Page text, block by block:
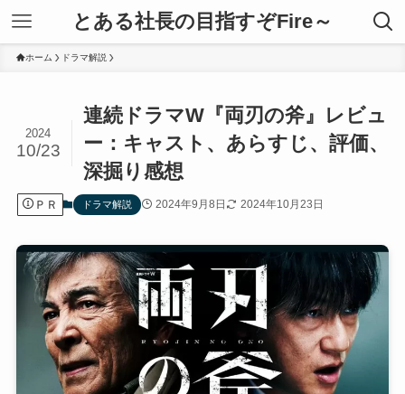
とある社長の目指すぞFire～
ホーム ドラマ解説
連続ドラマW『両刃の斧』レビュ
ー：キャスト、あらすじ、評価、
深掘り感想
2024
10/23
ＰＲ ドラマ解説 2024年9月8日 2024年10月23日